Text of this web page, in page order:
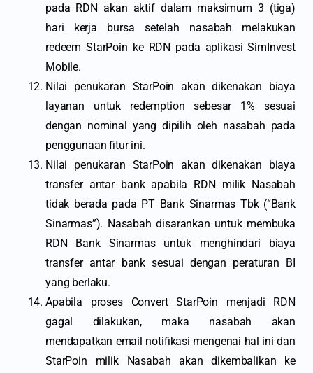
pada RDN akan aktif dalam maksimum 3 (tiga)
hari kerja bursa setelah nasabah melakukan
redeem StarPoin ke RDN pada aplikasi SimInvest
Mobile.
Nilai penukaran StarPoin akan dikenakan biaya
layanan untuk redemption sebesar 1% sesuai
dengan nominal yang dipilih oleh nasabah pada
penggunaan fitur ini.
Nilai penukaran StarPoin akan dikenakan biaya
transfer antar bank apabila RDN milik Nasabah
tidak berada pada PT Bank Sinarmas Tbk (“Bank
Sinarmas”). Nasabah disarankan untuk membuka
RDN Bank Sinarmas untuk menghindari biaya
transfer antar bank sesuai dengan peraturan BI
yang berlaku.
Apabila proses Convert StarPoin menjadi RDN
gagal dilakukan, maka nasabah akan
mendapatkan email notifikasi mengenai hal ini dan
StarPoin milik Nasabah akan dikembalikan ke